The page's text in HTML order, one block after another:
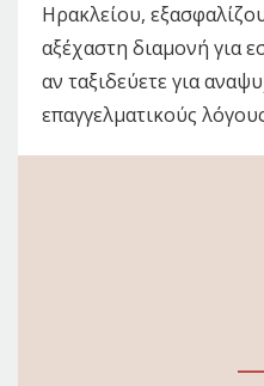
Ηρακλείου,
αξέχαστη διαμονή για
αν ταξιδεύετε για
επαγγελματικούς